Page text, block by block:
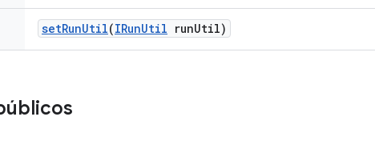
setRunUtil(IRunUtil runUtil)